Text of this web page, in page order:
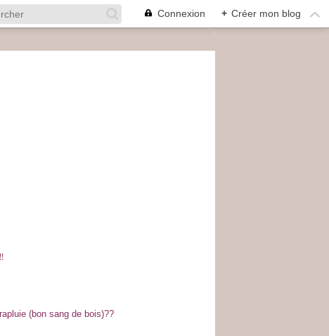
Connexion + Créer mon blog
(bon sang de bois)??